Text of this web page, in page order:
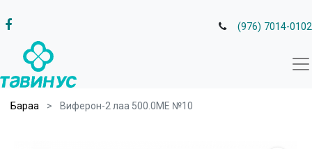
(976) 7014-0102
Бараа Виферон-2 лаа 500.0МЕ №10